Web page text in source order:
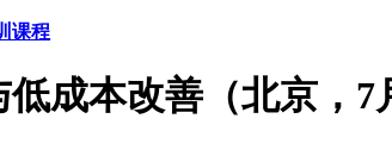
课程
成本改善（北京，7